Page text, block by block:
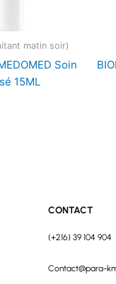
matin soir)
Soin
15ML
CONTACT
(+216) 39 104 904
Contact@para-